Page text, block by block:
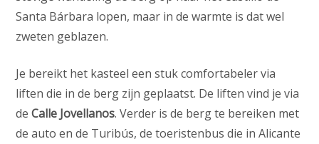
Santa Bárbara lopen, maar in de warmte is dat wel
zweten geblazen.
Je bereikt het kasteel een stuk comfortabeler via
liften die in de berg zijn geplaatst. De liften vind je via
deCalle Jovellanos. Verder is de berg te bereiken met
de auto en de Turibús, de toeristenbus die in Alicante